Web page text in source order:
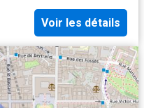
Voir les détails